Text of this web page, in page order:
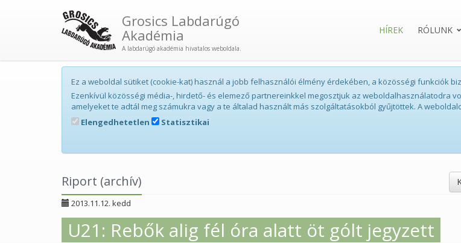
Grosics Labdarúgó
Akadémia
A labdarúgó akadémia hivatalos weboldala.
HÍREK RÓLUNK
Ez a weboldal sütiket (cookie-kat) használ a jobb felhasználói élmény érdekében, a közösségi funkciók
Ezenkívül közösségi média-, hirdető- és elemező partnereinkkel megosztjuk az weboldalhasználatodra
amelyeket te adtál meg számukra vagy a te általad használt más szolgáltatásokból gyűjtöttek. A
Elengedhetetlen
Statisztikai
Riport (archív)
2013.11.12. kedd
U21: Rebők alig fél óra alatt öt gólt jegyzett